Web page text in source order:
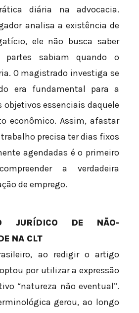
diária na advocacia.
analisa a existência de
ele não busca saber
partes sabiam quando o
O magistrado investiga se
era fundamental para a
objetivos essenciais daquele
econômico. Assim, afastar
precisa ter dias fixos
agendadas é o primeiro
a verdadeira
de emprego.
JURÍDICO DE NÃO-
NA CLT
ao redigir o artigo
por utilizar a expressão
“natureza não eventual”.
gerou, ao longo